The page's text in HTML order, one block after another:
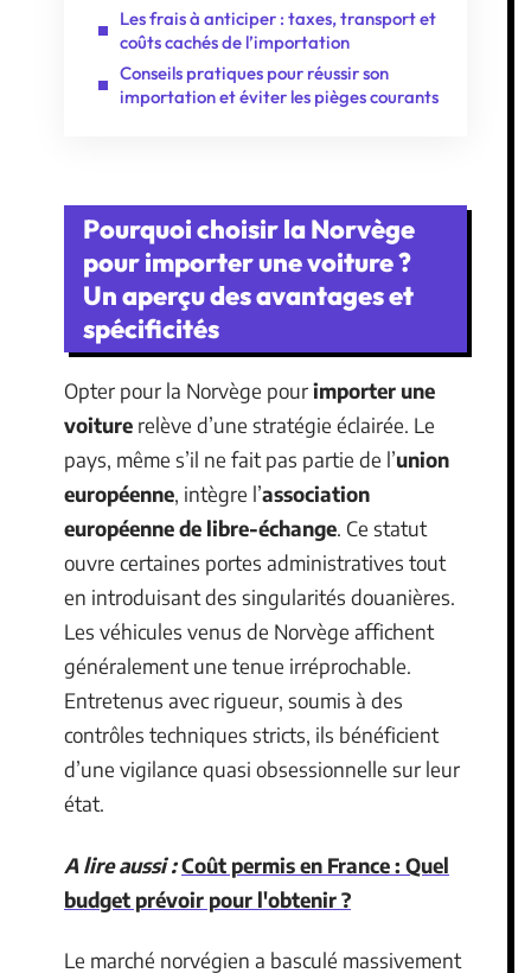
Les frais à anticiper : taxes, transport et
coûts cachés de l’importation
Conseils pratiques pour réussir son
importation et éviter les pièges courants
Pourquoi choisir la Norvège
pour importer une voiture ?
Un aperçu des avantages et
spécificités
Opter pour la Norvège pourimporter une
voiture relève d’une stratégie éclairée. Le
pays, même s’il ne fait pas partie de l’union
européenne, intègre l’association
européenne de libre-échange. Ce statut
ouvre certaines portes administratives tout
en introduisant des singularités douanières.
Les véhicules venus de Norvège affichent
généralement une tenue irréprochable.
Entretenus avec rigueur, soumis à des
contrôles techniques stricts, ils bénéficient
d’une vigilance quasi obsessionnelle sur leur
état.
A lire aussi :Coût permis en France : Quel
budget prévoir pour l'obtenir ?
Le marché norvégien a basculé massivement